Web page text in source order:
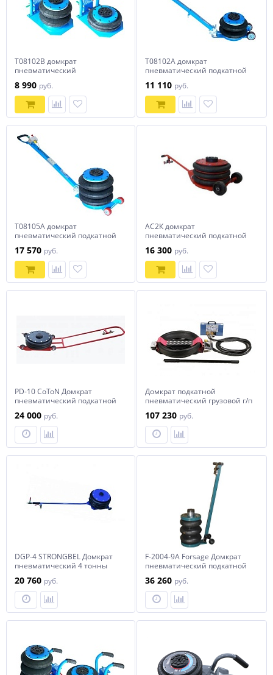
T08102B домкрат
пневматический
8 990 руб.
T08102A домкрат
пневматический подкатной
11 110 руб.
T08105A домкрат
пневматический подкатной
17 570 руб.
АС2К домкрат
пневматический подкатной
16 300 руб.
PD-10 СoToN Домкрат
пневматический подкатной
24 000 руб.
Домкрат подкатной
пневматический грузовой г/п
RDB20A GAITHER
107 230 руб.
DGP-4 STRONGBEL Домкрат
пневматический 4 тонны
20 760 руб.
F-2004-9A Forsage Домкрат
пневматический подкатной
36 260 руб.